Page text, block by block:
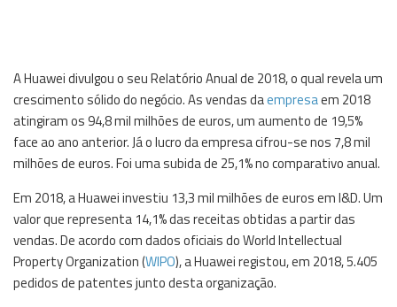
A Huawei divulgou o seu Relatório Anual de 2018, o qual revela um
crescimento sólido do negócio. As vendas daempresaem 2018
atingiram os 94,8 mil milhões de euros, um aumento de 19,5%
face ao ano anterior. Já o lucro da empresa cifrou-se nos 7,8 mil
milhões de euros. Foi uma subida de 25,1% no comparativo anual.
Em 2018, a Huawei investiu 13,3 mil milhões de euros em I&D. Um
valor que representa 14,1% das receitas obtidas a partir das
vendas. De acordo com dados oficiais do World Intellectual
Property Organization (WIPO), a Huawei registou, em 2018, 5.405
pedidos de patentes junto desta organização.